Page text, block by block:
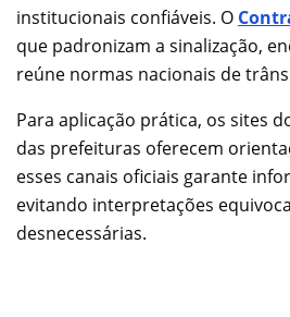
institucionais confiáveis. O
que padronizam a sinalização,
reúne normas nacionais de
Para aplicação prática, os sites
das prefeituras oferecem
esses canais oficiais garante
evitando interpretações
desnecessárias.